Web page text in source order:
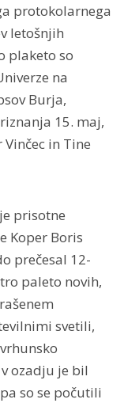
protokolarnega
letošnjih
plaketo so
na
Burja,
15. maj,
in Tine
prisotne
Koper Boris
prečesal 12-
paleto novih,
svetili,
ozadju je bil
so se počutili